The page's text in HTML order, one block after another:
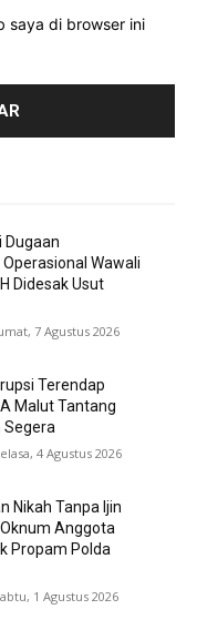
saya di browser ini
Dugaan
Wawali
Didesak Usut
7 Agustus 2026
Terendap
Malut Tantang
Segera
4 Agustus 2026
Nikah Tanpa Ijin
Anggota
Propam Polda
1 Agustus 2026